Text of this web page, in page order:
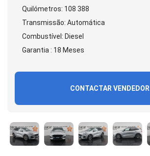
Quilómetros: 108 388
Transmissão: Automática
Combustível: Diesel
Garantia : 18 Meses
CONTACTAR VENDEDOR